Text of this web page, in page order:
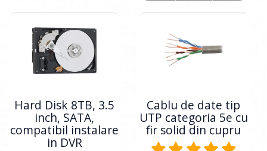
Hard Disk 8TB, 3.5
inch, SATA,
compatibil instalare
in DVR
Cablu de date tip
UTP categoria 5e cu
fir solid din cupru